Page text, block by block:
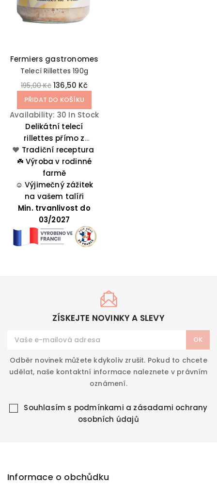
Fermiers gastronomes
Telecí Rillettes 190g
195,00 Kč 136,50 Kč
PŘIDAT DO KOŠÍKU
Availability: 30 In Stock
Delikátní telecí
rillettes přímo z
rodinné farmy ze
západu Francie je
ideální pro nečekané
návštěvy rodiny a
přátel.
❤️ Tradiční receptura
☘️ Výroba v rodinné
farmě
☺️ Výjimečný zážitek
na vašem talíři
Min. trvanlivost do
03/2027
ZÍSKEJTE NOVINKY A SLEVY
Odběr novinek můžete kdykoliv zrušit. Pokud to chcete
udělat, naše kontaktní informace naleznete v právním
oznámení.
Souhlasím s podmínkami a zásadami ochrany
osobních údajů
Informace o obchůdku